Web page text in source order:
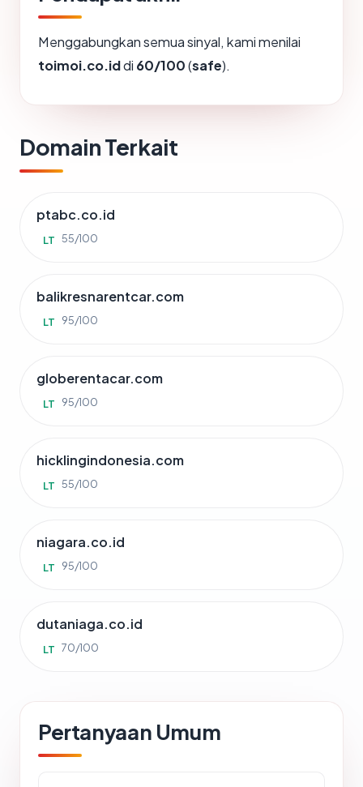
Menggabungkan semua sinyal, kami menilai
toimoi.co.iddi 60/100(safe).
Domain Terkait
ptabc.co.id
LT 55/100
balikresnarentcar.com
LT 95/100
globerentacar.com
LT 95/100
hicklingindonesia.com
LT 55/100
niagara.co.id
LT 95/100
dutaniaga.co.id
LT 70/100
Pertanyaan Umum